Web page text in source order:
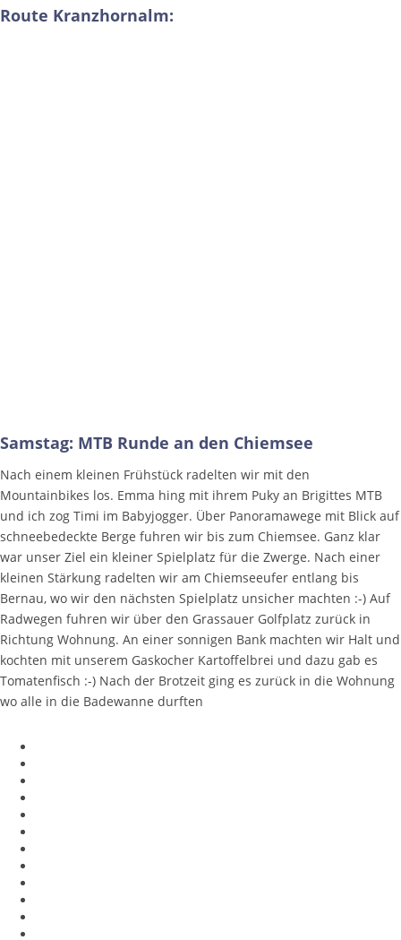
Route Kranzhornalm:
Samstag: MTB Runde an den Chiemsee
Nach einem kleinen Frühstück radelten wir mit den
Mountainbikes los. Emma hing mit ihrem Puky an Brigittes MTB
und ich zog Timi im Babyjogger. Über Panoramawege mit Blick auf
schneebedeckte Berge fuhren wir bis zum Chiemsee. Ganz klar
war unser Ziel ein kleiner Spielplatz für die Zwerge. Nach einer
kleinen Stärkung radelten wir am Chiemseeufer entlang bis
Bernau, wo wir den nächsten Spielplatz unsicher machten :-) Auf
Radwegen fuhren wir über den Grassauer Golfplatz zurück in
Richtung Wohnung. An einer sonnigen Bank machten wir Halt und
kochten mit unserem Gaskocher Kartoffelbrei und dazu gab es
Tomatenfisch :-) Nach der Brotzeit ging es zurück in die Wohnung
wo alle in die Badewanne durften